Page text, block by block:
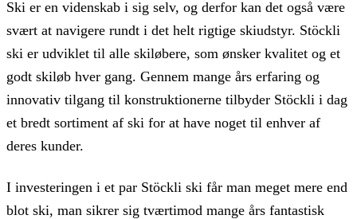
Ski er en videnskab i sig selv, og derfor kan det også være
svært at navigere rundt i det helt rigtige skiudstyr. Stöckli
ski er udviklet til alle skiløbere, som ønsker kvalitet og et
godt skiløb hver gang. Gennem mange års erfaring og
innovativ tilgang til konstruktionerne tilbyder Stöckli i dag
et bredt sortiment af ski for at have noget til enhver af
deres kunder.
I investeringen i et par Stöckli ski får man meget mere end
blot ski, man sikrer sig tværtimod mange års fantastisk